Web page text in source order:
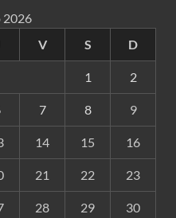
2026
V S D
1 2
7 8 9
14 15 16
21 22 23
28 29 30